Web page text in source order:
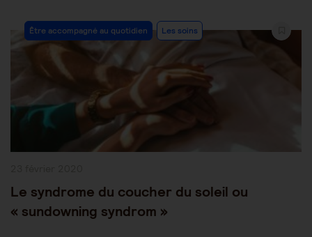
Post
Category:
Être accompagné au quotidien Les soins
Le syndrome du coucher du soleil ou
« sundowning syndrom »